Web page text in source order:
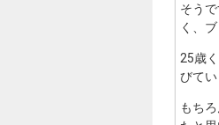
そう
く、
25歳
びて
もち